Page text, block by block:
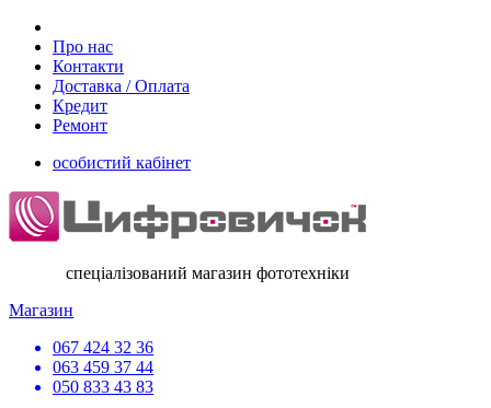
Про нас
Контакти
Доставка / Оплата
Кредит
Ремонт
особистий кабінет
спеціалізований магазин фототехніки
Магазин
067 424 32 36
063 459 37 44
050 833 43 83